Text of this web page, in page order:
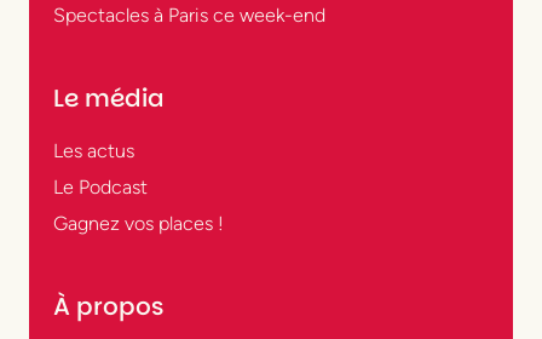
Spectacles à Paris ce week-end
Le média
Les actus
Le Podcast
Gagnez vos places !
À propos